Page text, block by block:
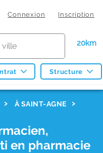
Connexion Inscription
20km
Structure
À SAINT-AGNE
en pharmacie